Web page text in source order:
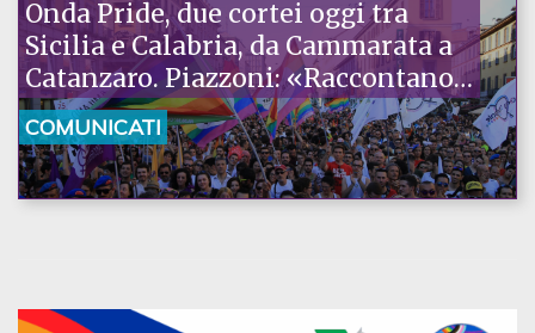
Onda Pride, due cortei oggi tra
Sicilia e Calabria, da Cammarata a
Catanzaro. Piazzoni: «Raccontano
la nostra ostinazione»
COMUNICATI